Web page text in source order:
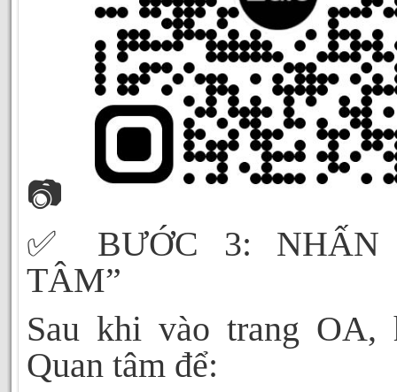
📷
✅
BƯỚC 3: NHẤN
TÂM”
Sau khi vào trang OA,
Quan tâm để: